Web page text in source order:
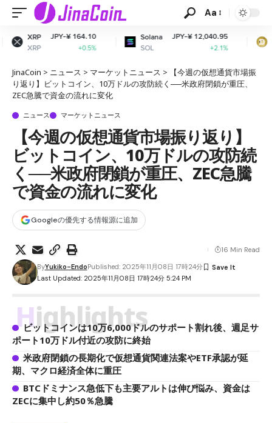
Aa
164.10
+0.5%
Solana
SOL
JPY-¥ 12,040.95
+2.1%
Dogecoin
DOGE
JPY-
JinaCoin > ニュース > マーケットニュース >
【今週の仮想通貨市場振
り返り】ビットコイン、10万ドルの攻防続く──米政府閉鎖が重圧、
ZEC急騰で資金の流れに変化
ニュース マーケットニュース
【今週の仮想通貨市場振り返り】
ビットコイン、10万ドルの攻防続
く──米政府閉鎖が重圧、ZEC急騰
で資金の流れに変化
Googleの優先する情報源に追加
Last Updated: 2025年11月08日 17時24分 5:24 PM
ByYukiko-EndoPublished: 2025年11月08日 17時24分
16 Min Read
Highlights
ビットコインは10万6,000ドルのサポート割れ後、週足サ
ポート10万ドル付近の攻防に終始
米政府閉鎖の長期化で仮想通貨関連法案やETF承認が延
期、マクロ経済全体に重圧
BTCドミナンス急低下も主要アルトは伸び悩み、資金は
ZECに集中し約50％急騰